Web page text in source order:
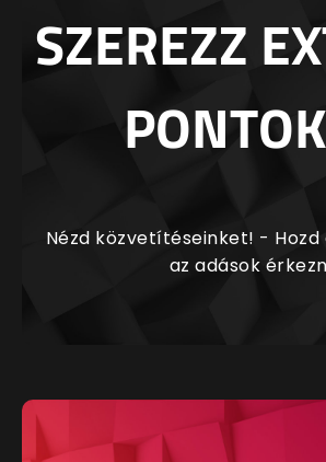
SZEREZZ
Nézd közvetítéseinket! -
az adások